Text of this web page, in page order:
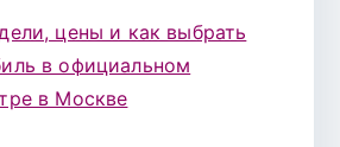
цены и как выбрать
в официальном
в Москве